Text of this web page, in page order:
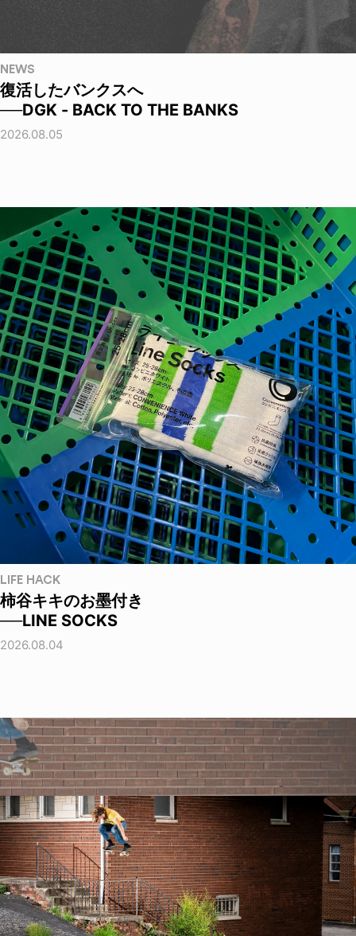
NEWS
復活したバンクスへ
──DGK - BACK TO THE BANKS
2026.08.05
LIFE HACK
柿谷キキのお墨付き
──LINE SOCKS
2026.08.04